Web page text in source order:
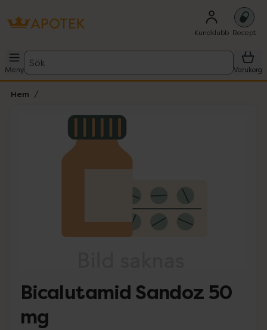
Kundklubb Recept
Meny
Sök
Varukorg
Hem
Lista: . Innehåller 1 objekt.
Bicalutamid Sandoz 50
mg